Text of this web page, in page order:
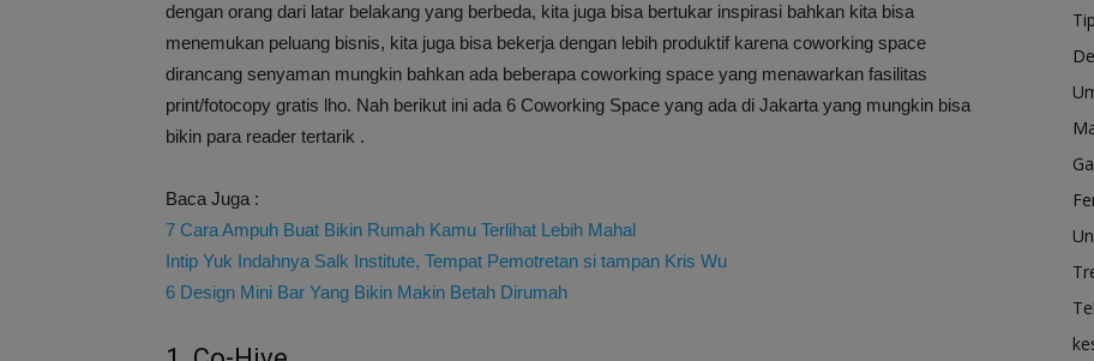
dengan orang dari latar belakang yang berbeda, kita juga bisa bertukar inspirasi bahkan kita bisa
menemukan peluang bisnis, kita juga bisa bekerja dengan lebih produktif karena coworking space
dirancang senyaman mungkin bahkan ada beberapa coworking space yang menawarkan fasilitas
print/fotocopy gratis lho. Nah berikut ini ada 6 Coworking Space yang ada di Jakarta yang mungkin bisa
bikin para reader tertarik .
Baca Juga :
7 Cara Ampuh Buat Bikin Rumah Kamu Terlihat Lebih Mahal
Intip Yuk Indahnya Salk Institute, Tempat Pemotretan si tampan Kris Wu
6 Design Mini Bar Yang Bikin Makin Betah Dirumah